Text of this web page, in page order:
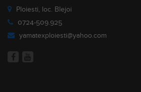
Ploiesti, loc. Blejoi
0724-509.925
yamatexploiesti@yahoo.com